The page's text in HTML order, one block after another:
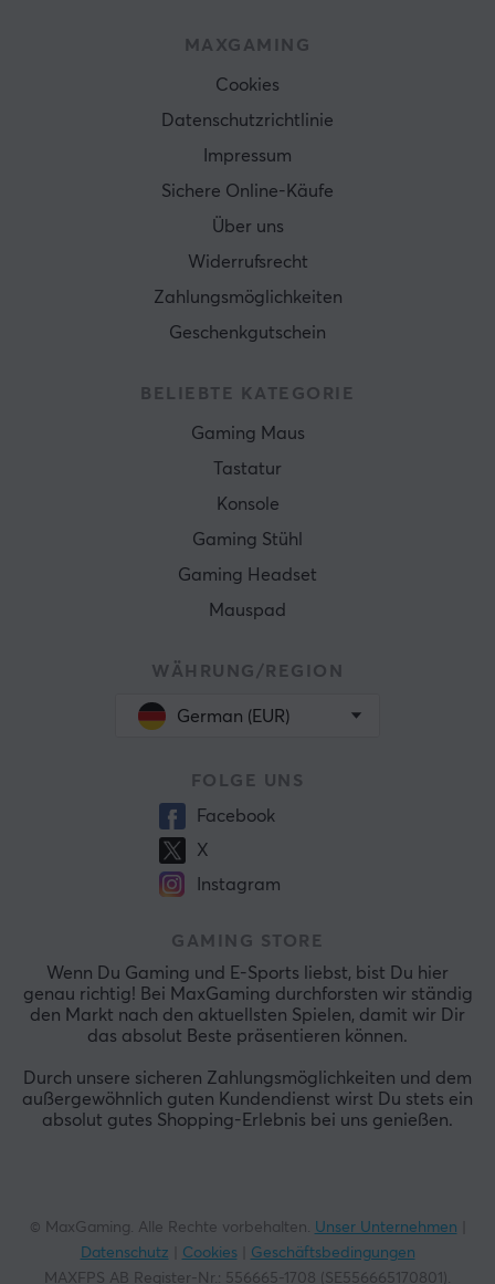
MAXGAMING
Cookies
Datenschutzrichtlinie
Impressum
Sichere Online-Käufe
Über uns
Widerrufsrecht
Zahlungsmöglichkeiten
Geschenkgutschein
BELIEBTE KATEGORIE
Gaming Maus
Tastatur
Konsole
Gaming Stühl
Gaming Headset
Mauspad
WÄHRUNG/REGION
German (EUR)
FOLGE UNS
Facebook
X
Instagram
GAMING STORE
Wenn Du Gaming und E-Sports liebst, bist Du hier
genau richtig! Bei MaxGaming durchforsten wir ständig
den Markt nach den aktuellsten Spielen, damit wir Dir
das absolut Beste präsentieren können.
Durch unsere sicheren Zahlungsmöglichkeiten und dem
außergewöhnlich guten Kundendienst wirst Du stets ein
absolut gutes Shopping-Erlebnis bei uns genießen.
© MaxGaming. Alle Rechte vorbehalten. Unser Unternehmen
Datenschutz
Cookies|
Geschäftsbedingungen
MAXFPS AB Register-Nr.: 556665-1708 (SE556665170801).